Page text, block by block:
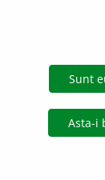
(Un ~
Copyright ©
datelor de pe acest
prealabil scris,